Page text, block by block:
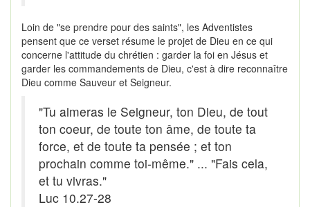
Loin de "se prendre pour des saints", les Adventistes
pensent que ce verset résume le projet de Dieu en ce qui
concerne l'attitude du chrétien : garder la foi en Jésus et
garder les commandements de Dieu, c'est à dire reconnaître
Dieu comme Sauveur et Seigneur.
"Tu aimeras le Seigneur, ton Dieu, de tout
ton coeur, de toute ton âme, de toute ta
force, et de toute ta pensée ; et ton
prochain comme toi-même." ... "Fais cela,
et tu vivras."
Luc 10.27-28